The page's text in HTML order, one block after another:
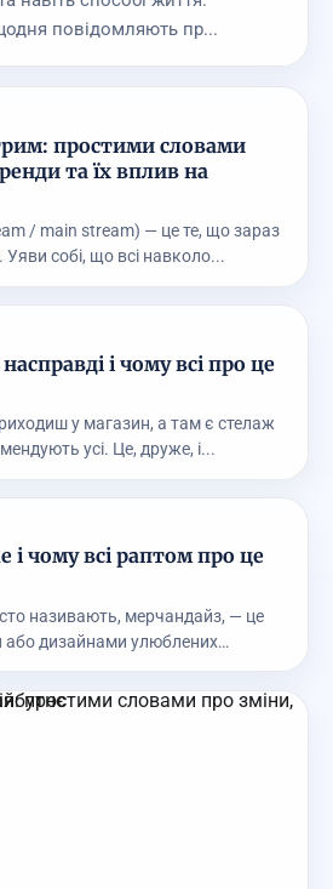
повідомляють пр...
простими словами
та їх вплив на
/ main stream) — це те, що зараз
Уяви собі, що всі навколо...
і чому всі про це
у магазин, а там є стелаж
усі. Це, друже, і...
чому всі раптом про це
називають, мерчандайз, — це
або дизайнами улюблених